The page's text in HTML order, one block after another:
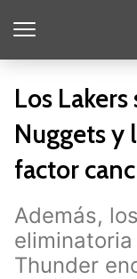
Los
Nuggets y
factor
Además,
Thunder